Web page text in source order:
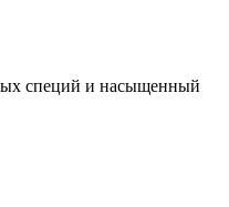
специй и насыщенный